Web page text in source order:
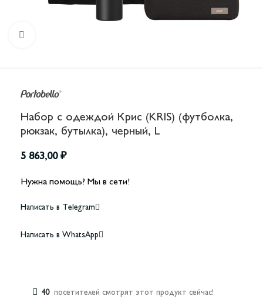
Набор с одеждой Крис (KRIS) (футболка,
рюкзак, бутылка), черный, L
5 863,00 ₽
Нужна помощь? Мы в сети!
Написать в Telegram
Написать в WhatsApp
40 посетителей смотрят этот продукт сейчас!